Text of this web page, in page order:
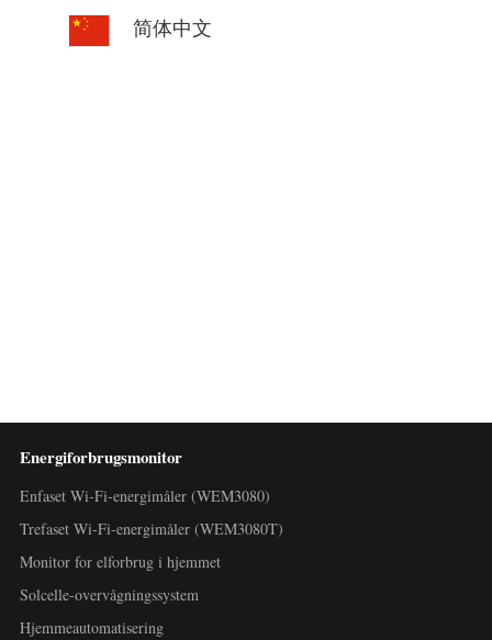
简体中文
Energiforbrugsmonitor
Enfaset Wi-Fi-energimåler (WEM3080)
Trefaset Wi-Fi-energimåler (WEM3080T)
Monitor for elforbrug i hjemmet
Solcelle-overvågningssystem
Hjemmeautomatisering